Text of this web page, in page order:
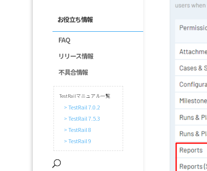
お役立ち情報
FAQ
リリース情報
不具合情報
TestRailマニュアル一覧
> TestRail 7.0.2
> TestRail 7.5.3
> TestRail 8
> TestRail 9